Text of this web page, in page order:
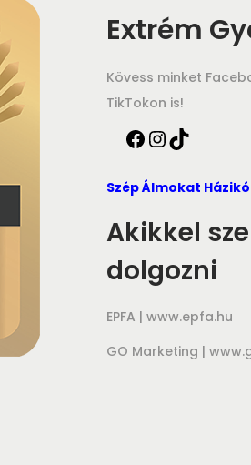
Extrém
Kövess minket
TikTokon is!
Szép Álmokat
Akikkel
dolgozni
EPFA |www.epfa.hu
GO Marketing |